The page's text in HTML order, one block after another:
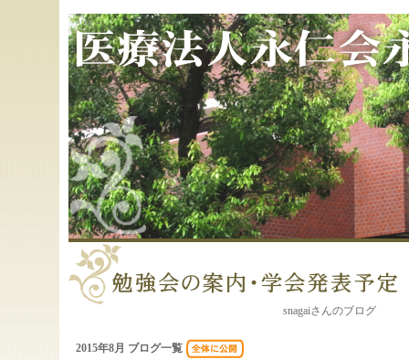
snagaiさんのブログ
2015年8月 ブログ一覧